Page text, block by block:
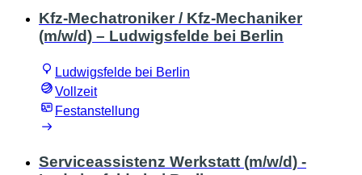
Kfz-Mechatroniker / Kfz-Mechaniker
(m/w/d) – Ludwigsfelde bei Berlin
Ludwigsfelde bei Berlin
Vollzeit
Festanstellung
Serviceassistenz Werkstatt (m/w/d) -